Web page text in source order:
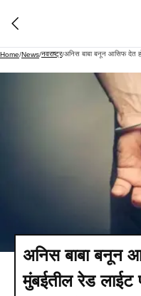
Home/News/नवराष्ट्र/अनिस बाबा बनून आसिफ देत
अनिस बाबा बनून
मुंबईतील रेड लाईट